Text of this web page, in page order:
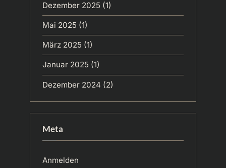
Dezember 2025 (1)
Mai 2025 (1)
März 2025 (1)
Januar 2025 (1)
Dezember 2024 (2)
Meta
Anmelden